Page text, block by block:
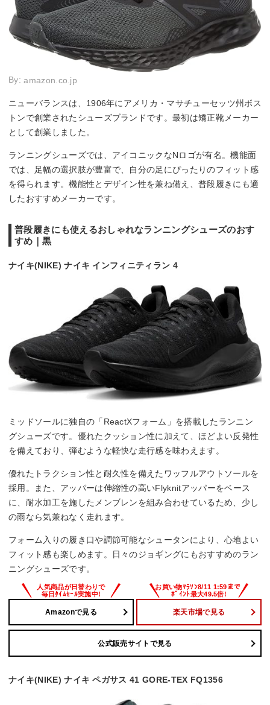
By:amazon.co.jp
ニューバランスは、1906年にアメリカ・マサチューセッツ州ボス
トンで創業されたシューズブランドです。最初は矯正靴メーカー
として創業しました。
ランニングシューズでは、アイコニックなNロゴが有名。機能面
では、足幅の選択肢が豊富で、自分の足にぴったりのフィット感
を得られます。機能性とデザイン性を兼ね備え、普段履きにも適
したおすすめメーカーです。
普段履きにも使えるおしゃれなランニングシューズのおす
すめ｜黒
ナイキ(NIKE) ナイキ インフィニティラン 4
ミッドソールに独自の「ReactXフォーム」を搭載したランニン
グシューズです。優れたクッション性に加えて、ほどよい反発性
を備えており、弾むような軽快な走行感を味わえます。
優れたトラクション性と耐久性を備えたワッフルアウトソールを
採用。また、アッパーは伸縮性の高いFlyknitアッパーをベース
に、耐水加工を施したメンブレンを組み合わせているため、少し
の雨なら気兼ねなく走れます。
フォーム入りの履き口や調節可能なシュータンにより、心地よい
フィット感も楽しめます。日々のジョギングにもおすすめのラン
ニングシューズです。
Amazonで見る 楽天市場で見る
公式販売サイトで見る
ナイキ(NIKE) ナイキ ペガサス 41 GORE-TEX FQ1356